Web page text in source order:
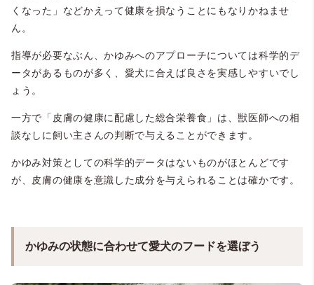
くなった」などかえって健康を損なうことにもなりかねませ
ん。
指導が必要なぶん、かゆみへのアプローチについては科学的デ
ータがあるものが多く、愛犬に合えば良さを実感しやすいでし
ょう。
一方で「皮膚の健康に配慮した総合栄養食」は、獣医師への相
談なしに飼い主さんの判断で与えることができます。
かゆみ対策としての科学的データはないものがほとんどです
が、皮膚の健康を意識した成分を与えられることは確かです。
かゆみの状態に合わせて愛犬のフードを選ぼう